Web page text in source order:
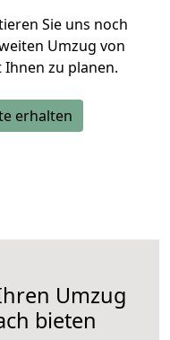
Sie uns noch
Umzug von
zu planen.
erhalten
Umzug
bieten